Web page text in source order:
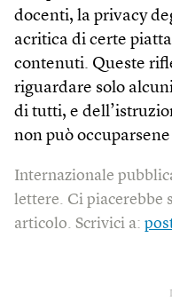
docenti, la privacy
acritica di certe
contenuti. Queste
riguardare solo
di tutti, e
non può
Internazionale
lettere. Ci piacerebbe
articolo. Scrivici a: